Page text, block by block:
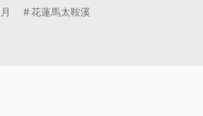
花蓮馬太鞍溪